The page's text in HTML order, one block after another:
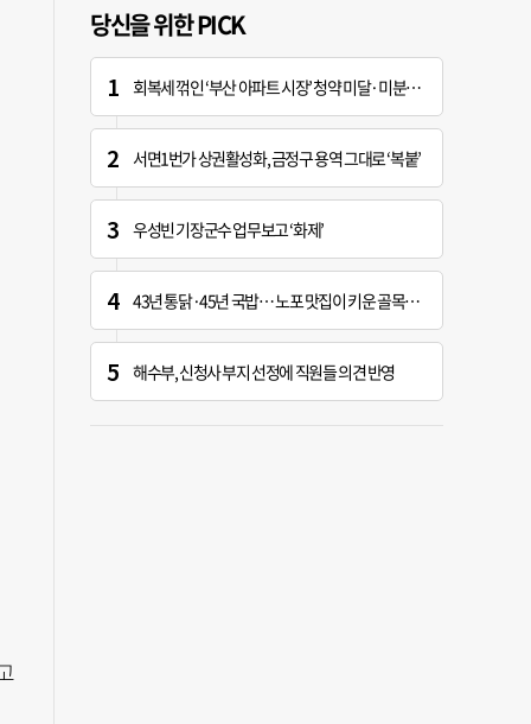
당신을 위한 PICK
회복세 꺾인 ‘부산 아파트 시장’ 청약 미달·미분양 심화
서면1번가 상권활성화, 금정구 용역 그대로 ‘복붙’
우성빈 기장군수 업무보고 ‘화제’
43년 통닭·45년 국밥… 노포 맛집이 키운 골목시장 [골목시장, 다시 장날]
해수부, 신청사 부지 선정에 직원들 의견 반영